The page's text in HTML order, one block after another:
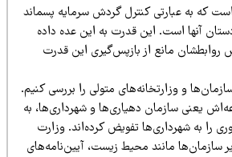
به عبارتی کنترل گردش سرمایه پسماند
است. این قدرت به این عده داده
مانع از بازپس‌گیری این قدرت
و وزارتخانه‌های متولی را بررسی کنیم.
سازمان دهیاری‌ها و شهرداری‌ها، به
شهرداری‌ها تفویض کرده‌اند. وزارت
مانند محیط زیست، آیین‌نامه‌های